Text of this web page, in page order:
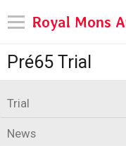
Royal Mons
Languages
Pré65 Trial
Trial
News